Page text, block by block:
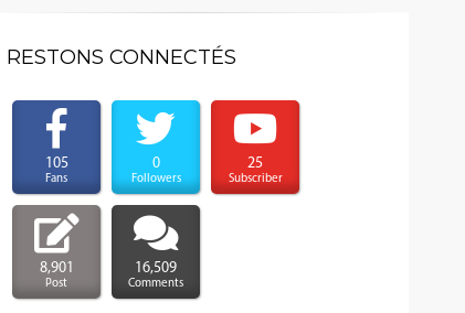
RESTONS CONNECTÉS
105
Fans
0
Followers
25
Subscriber
8,901
Post
16,509
Comments